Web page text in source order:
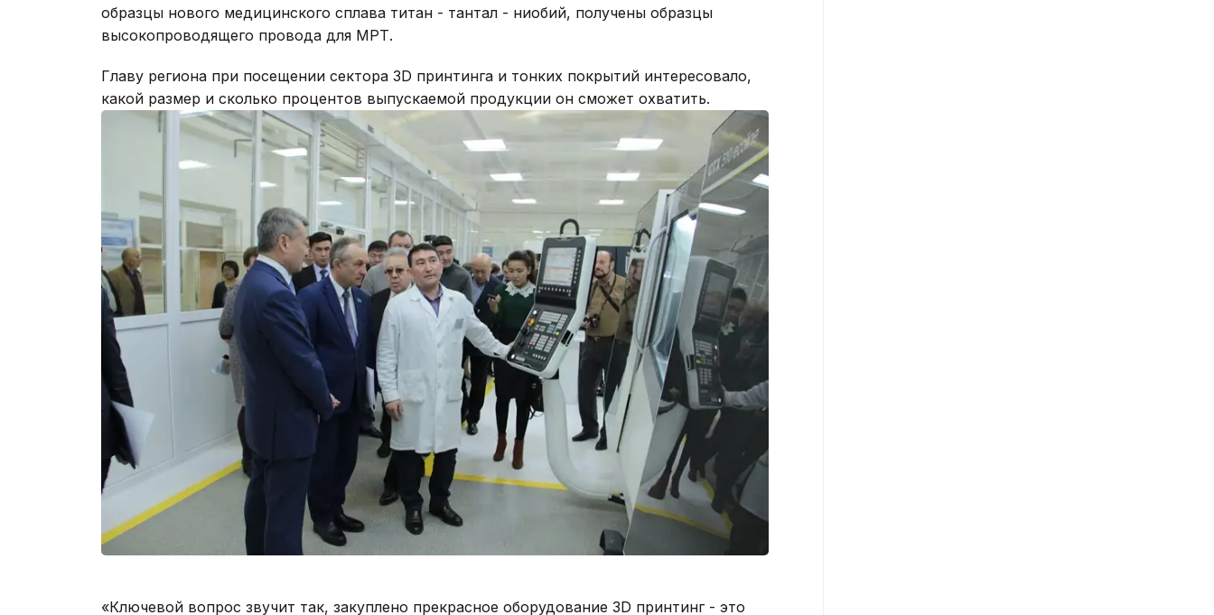
образцы нового медицинского сплава титан - тантал - ниобий, получены образцы
высокопроводящего провода для МРТ.
Главу региона при посещении сектора 3D принтинга и тонких покрытий интересовало,
какой размер и сколько процентов выпускаемой продукции он сможет охватить.
«Ключевой вопрос звучит так, закуплено прекрасное оборудование 3D принтинг - это